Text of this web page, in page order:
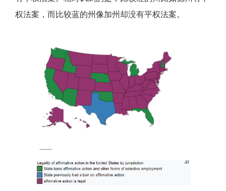
权法案，而比较蓝的州像加州却没有平权法案。